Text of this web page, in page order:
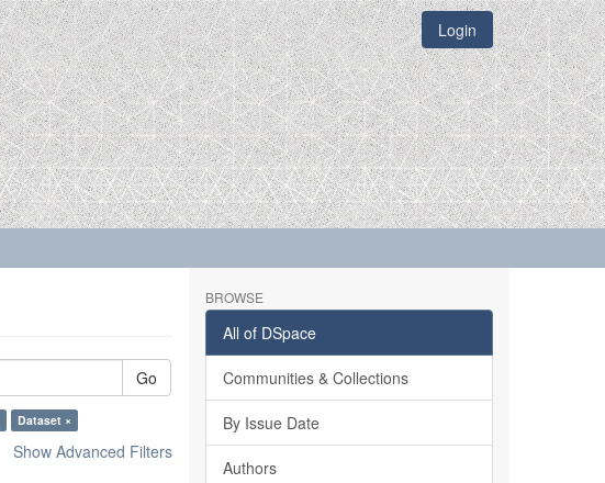
Login
Go
Dataset ×
Show Advanced Filters
BROWSE
All of DSpace
Communities & Collections
By Issue Date
Authors